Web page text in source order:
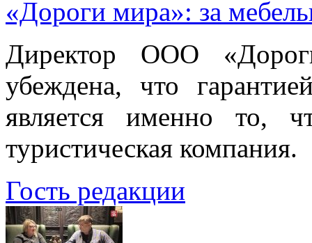
«Дороги мира»: за
Директор ООО
убеждена, что
является именно то,
туристическая компания.
Гость редакции